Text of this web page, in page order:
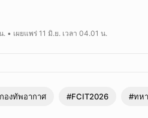
. • เผยแพร่ 11 มิ.ย. เวลา 04.01 น.
องทัพอากาศ #FCIT2026 #ทห